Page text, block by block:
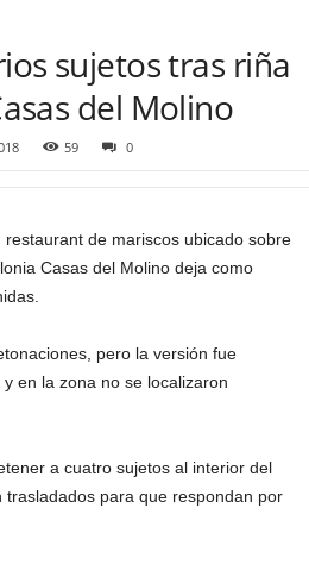
sujetos tras riña
del Molino
59 0
restaurant de mariscos ubicado sobre
Casas del Molino deja como
pero la versión fue
en la zona no se localizaron
a cuatro sujetos al interior del
trasladados para que respondan por